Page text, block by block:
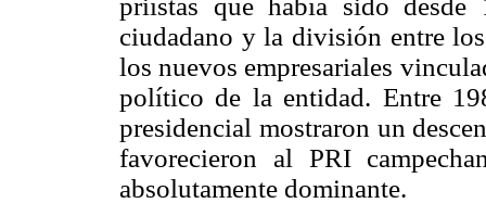
ciudadano y la división entre
los nuevos empresariales
político de la entidad. Entre
presidencial mostraron un
favorecieron al PRI
absolutamente dominante.